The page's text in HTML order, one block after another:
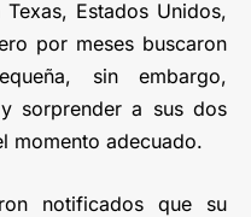
Estados Unidos,
por meses buscaron
sin embargo,
sorprender a sus dos
momento adecuado.
notificados que su